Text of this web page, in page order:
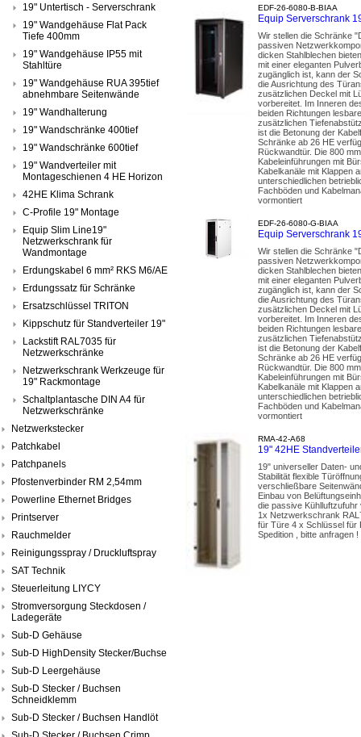
19" Untertisch - Serverschrank
19" Wandgehäuse Flat Pack
Tiefe 400mm
19" Wandgehäuse IP55 mit
Stahltüre
19" Wandgehäuse RUA 395tief
abnehmbare Seitenwände
19" Wandhalterung
19" Wandschränke 400tief
19" Wandschränke 600tief
19" Wandverteiler mit
Montageschienen 4 HE Horizon
42HE Klima Schrank
C-Profile 19" Montage
Equip Slim Line19"
Netzwerkschrank für
Wandmontage
Erdungskabel 6 mm² RKS M6/AE
Erdungssatz für Schränke
Ersatzschlüssel TRITON
Kippschutz für Standverteiler 19"
Lackstift RAL7035 für
Netzwerkschränke
Netzwerkschrank Werkzeuge für
19" Rackmontage
Schaltplantasche DIN A4 für
Netzwerkschränke
Netzwerkstecker
Patchkabel
Patchpanels
Pfostenverbinder RM 2,54mm
Powerline Ethernet Bridges
Printserver
Rauchmelder
Reinigungsspray / Druckluftspray
SAT Technik
Steuerleitung LIYCY
Stromversorgung Steckdosen /
Ladegeräte
Sub-D Gehäuse
Sub-D HighDensity Stecker/Buchse
Sub-D Leergehäuse
Sub-D Stecker / Buchsen
Schneidklemm
Sub-D Stecker / Buchsen Handlöt
EDF-26-6080-B-BIAA
Equip Serverschrank
Wir stellen die Schränke
passiven
dicken Stahlblechen
mit einer eleganten
zugänglich ist, kann der
die Ausrichtung des
zusätzlichen Deckel mit
vorbereitet. Im Inneren
beiden Richtungen
zusätzlichen
ist die Betonung der
Schränke ab 26 HE
Rückwandtür. Die 800
Kabeleinführungen mit
Kabelkanäle mit Klappen
unterschiedlichen
Fachböden und
vormontiert
EDF-26-6080-G-BIAA
Equip Serverschrank
Wir stellen die Schränke
passiven
dicken Stahlblechen
mit einer eleganten
zugänglich ist, kann der
die Ausrichtung des
zusätzlichen Deckel mit
vorbereitet. Im Inneren
beiden Richtungen
zusätzlichen
ist die Betonung der
Schränke ab 26 HE
Rückwandtür. Die 800
Kabeleinführungen mit
Kabelkanäle mit Klappen
unterschiedlichen
Fachböden und
vormontiert
RMA-42-A68
19" 42HE
19" universeller Daten-
Stabilität flexible
verschließbare
Einbau von
die passive
1x Netzwerkschrank
für Türe 4 x Schlüssel für
Spedition , bitte anfragen !